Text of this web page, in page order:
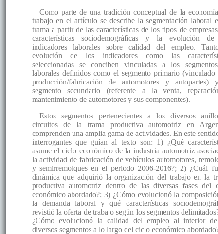
Como parte de una tradición conceptual de la
trabajo en el artículo se describe la segmentación laboral
trama a partir de las características de los tipos de
características sociodemográficas y la evolución
indicadores laborales sobre calidad del empleo.
evolución de los indicadores como las
seleccionadas se conciben vinculadas a los
laborales definidos como el segmento primario (vinculado
producción/fabricación de automotores y autopartes)
segmento secundario (referente a la venta,
mantenimiento de automotores y sus componentes).
Estos segmentos pertenecientes a los diversos
circuitos de la trama productiva automotriz en
comprenden una amplia gama de actividades. En este
interrogantes que guían al texto son: 1) ¿Qué
asume el ciclo económico de la industria automotriz
la actividad de fabricación de vehículos automotores,
y semirremolques en el periodo 2006-2016?; 2) ¿Cuál
dinámica que adquirió la organización del trabajo en la
productiva automotriz dentro de las diversas fases del
económico abordado?; 3) ¿Cómo evolucionó la
la demanda laboral y qué características
revistió la oferta de trabajo según los segmentos
¿Cómo evolucionó la calidad del empleo al interior
diversos segmentos a lo largo del ciclo económico